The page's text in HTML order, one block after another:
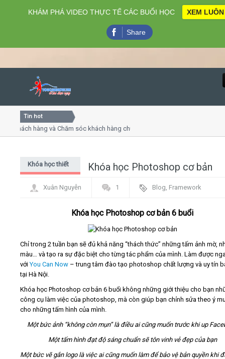
Close
Video
Kiến thức
Liên hệ - Đăng ký
Tìm kiếm
Tin hot
hàng và Chăm sóc khách hàng chuyên nghiệp
Khóa học Photoshop cơ bản
Khóa học thiết
Chỉnh sửa ảnh
Xuân Nguyễn 1 Blog, Framework
Khóa học Photoshop cơ bản 6 buổi
Chỉ trong 2 tuần bạn sẽ đủ khả năng “thách thức” những tấm ảnh mờ,
màu… và tạo ra sự đặc biệt cho từng tác phẩm của mình. Làm được
vớiYou Can Now – trung tâm đào tạo photoshop chất lượng và uy tín
tại Hà Nội.
Khóa học Photoshop cơ bản 6 buổi không những giới thiệu cho bạn
công cụ làm việc của photoshop, mà còn giúp bạn chỉnh sửa theo ý
cho những tấm hình của mình.
Một bức ảnh “không còn mụn” là điều ai cũng muốn trước khi up
Một tấm hình đạt độ sáng chuẩn sẽ tôn vinh vẻ đẹp của bạn
Một bức vẽ gắn logo là việc ai cũng muốn làm để bảo vệ bản quyền khi
KHÁM PHÁ VIDEO THỰC TẾ CÁC BUỔI HỌC XEM LUÔN
Share